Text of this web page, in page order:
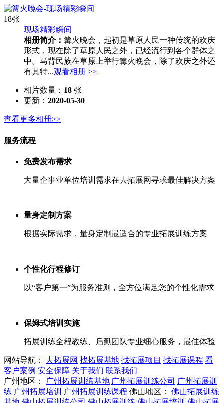
18张
现场精彩瞬间
相册简介： 篝火晚会，起初是草原人民一种传统的欢庆
形式，现在除了草原人民之外，已经流行到各个群体之
中。马背民族在草原上举行篝火晚会，除了欢庆之外还
有其特...观看相册 >>
相片数量： 18 张
更新： 2020-05-30
查看更多相册>>
服务流程
免费发布需求
大量企事业单位培训需求在去拓展网寻求最佳解决方案
量身定制方案
根据实际需求，量身定制最适合的专业拓展训练方案
个性化行程修订
以“客户第一”为服务准则，全方位满足您的个性化需求
保姆式培训实施
拓展训练全程教练、后勤团队专业细心服务，最佳体验
网站导航： 去拓展网 找拓展基地 找拓展项目 找拓展课程 看
客户案例 安全保障 关于我们 联系我们
广州地区：
广州拓展训练基地 广州拓展训练公司 广州拓展训
练 广州拓展培训 广州拓展训练课程 佛山地区：
佛山拓展训练